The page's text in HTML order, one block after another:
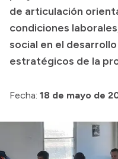
Consulta de
Consulta de pago a
Convocatorias
Intranet
Login
de articulación
condiciones
social en el
estratégicos de la
Fecha: 18 de mayo de